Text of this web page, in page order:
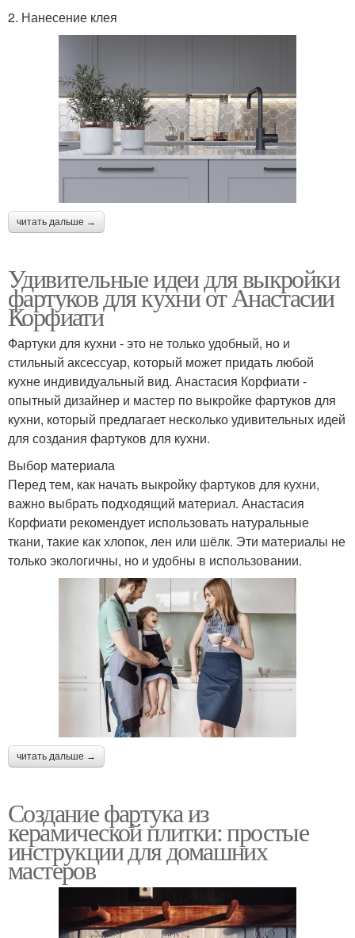
2. Нанесение клея
читать дальше →
Удивительные идеи для выкройки
фартуков для кухни от Анастасии
Корфиати
Фартуки для кухни - это не только удобный, но и
стильный аксессуар, который может придать любой
кухне индивидуальный вид. Анастасия Корфиати -
опытный дизайнер и мастер по выкройке фартуков для
кухни, который предлагает несколько удивительных идей
для создания фартуков для кухни.
Выбор материала
Перед тем, как начать выкройку фартуков для кухни,
важно выбрать подходящий материал. Анастасия
Корфиати рекомендует использовать натуральные
ткани, такие как хлопок, лен или шёлк. Эти материалы не
только экологичны, но и удобны в использовании.
читать дальше →
Создание фартука из
керамической плитки: простые
инструкции для домашних
мастеров